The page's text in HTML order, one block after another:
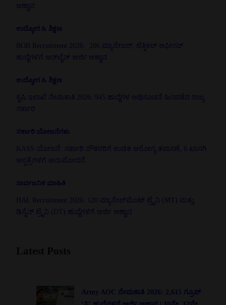
ಆಹ್ವಾನ
ಉದ್ಯೋಗ & ಶಿಕ್ಷಣ
BOB Recruitment 2026: 206 ಮ್ಯಾನೇಜರ್, ಟೆಕ್ನಿಕಲ್ ಆಫೀಸರ್
ಹುದ್ದೆಗಳಿಗೆ ಆನ್‌ಲೈನ್ ಅರ್ಜಿ ಆಹ್ವಾನ
ಉದ್ಯೋಗ & ಶಿಕ್ಷಣ
ಕೃಷಿ ಇಲಾಖೆ ನೇಮಕಾತಿ 2026: 945 ಹುದ್ದೆಗಳ ಅಧಿಸೂಚನೆ ಹಿಂಪಡೆದ ರಾಜ್ಯ
ಸರ್ಕಾರ
ಸರ್ಕಾರಿ ಯೋಜನೆಗಳು
KASS ಯೋಜನೆ: ಸರ್ಕಾರಿ ನೌಕರರಿಗೆ ಉಚಿತ ಆರೋಗ್ಯ ತಪಾಸಣೆ, 6 ಖಾಸಗಿ
ಆಸ್ಪತ್ರೆಗಳಿಗೆ ಅನುಮೋದನೆ.
ಸಾರ್ವಜನಿಕ ಮಾಹಿತಿ
HAL Recruitment 2026: 120 ಮ್ಯಾನೇಜ್‌ಮೆಂಟ್ ಟ್ರೈನಿ (MT) ಮತ್ತು
ಡಿಸೈನ್ ಟ್ರೈನಿ (DT) ಹುದ್ದೆಗಳಿಗೆ ಅರ್ಜಿ ಆಹ್ವಾನ
Army AOC ನೇಮಕಾತಿ 2026: 2,615 ಗ್ರೂಪ್